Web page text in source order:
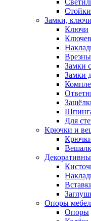
Замки,
Ключи
Замки
Замки
Для
Крючки и
Опоры
Опоры